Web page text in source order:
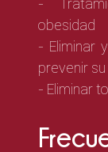
obesidad
- Eliminar
prevenir
- Eliminar